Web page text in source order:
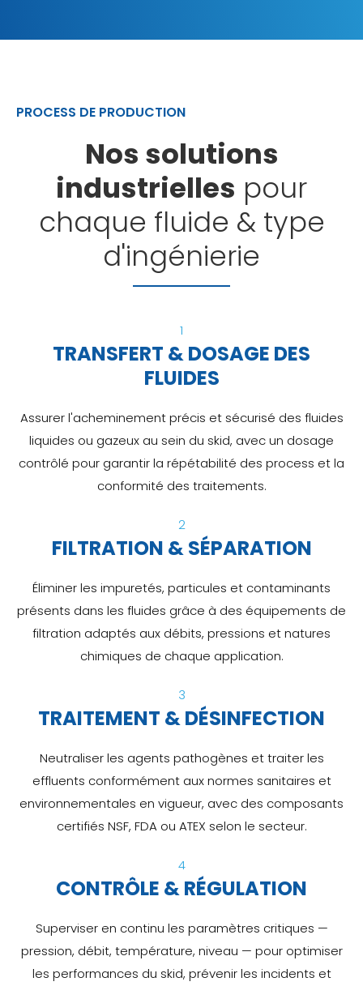
PROCESS DE PRODUCTION
Nos solutions
industrielles pour
chaque fluide & type
d'ingénierie
1
TRANSFERT & DOSAGE DES
FLUIDES
Assurer l'acheminement précis et sécurisé des fluides
liquides ou gazeux au sein du skid, avec un dosage
contrôlé pour garantir la répétabilité des process et la
conformité des traitements.
2
FILTRATION & SÉPARATION
Éliminer les impuretés, particules et contaminants
présents dans les fluides grâce à des équipements de
filtration adaptés aux débits, pressions et natures
chimiques de chaque application.
3
TRAITEMENT & DÉSINFECTION
Neutraliser les agents pathogènes et traiter les
effluents conformément aux normes sanitaires et
environnementales en vigueur, avec des composants
certifiés NSF, FDA ou ATEX selon le secteur.
4
CONTRÔLE & RÉGULATION
Superviser en continu les paramètres critiques —
pression, débit, température, niveau — pour optimiser
les performances du skid, prévenir les incidents et